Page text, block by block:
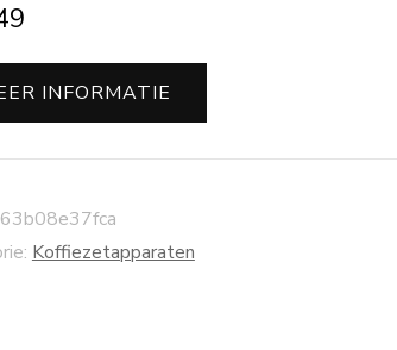
INFORMATIE
Koffiezetapparaten